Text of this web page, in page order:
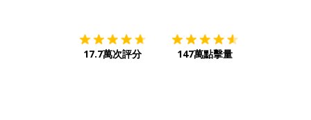
17.7萬次評分 147萬點擊量